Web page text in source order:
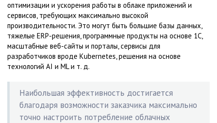
оптимизации и ускорения работы в облаке приложений и
сервисов, требующих максимально высокой
производительности. Это могут быть большие базы данных,
тяжелые ERP-решения, программные продукты на основе 1С,
масштабные веб-сайты и порталы, сервисы для
разработчиков вроде Kubernetes, решения на основе
технологий AI и ML и т. д.
Наибольшая эффективность достигается
благодаря возможности заказчика максимально
точно настроить потребление облачных